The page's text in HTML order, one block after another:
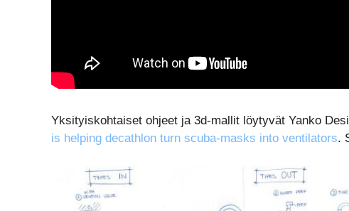
Yksityiskohtaiset ohjeet ja 3d-mallit löytyvät Yanko
is helping decathlon turn scuba-masks into ventilators.